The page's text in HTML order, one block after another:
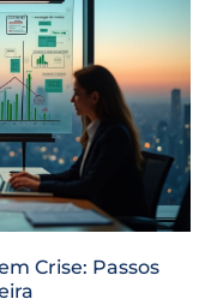
Crise: Passos